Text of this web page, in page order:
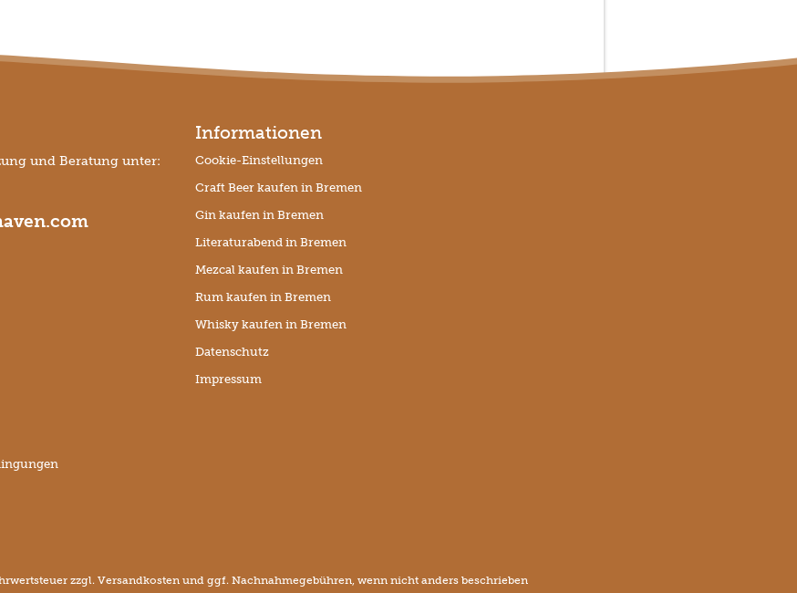
und Beratung unter:
Informationen
Cookie-Einstellungen
Craft Beer kaufen in Bremen
Gin kaufen in Bremen
Literaturabend in Bremen
Mezcal kaufen in Bremen
Rum kaufen in Bremen
Whisky kaufen in Bremen
Datenschutz
Impressum
zzgl. Versandkostenund ggf. Nachnahmegebühren, wenn nicht anders beschrieben